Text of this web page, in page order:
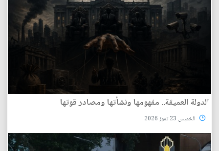
الدولة العميقة.. مفهومها ونشأتها ومصادر قوتها
الخميس 23 تموز 2026